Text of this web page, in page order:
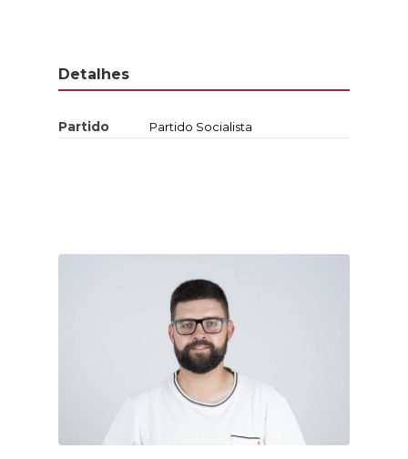
Detalhes
Partido Partido Socialista